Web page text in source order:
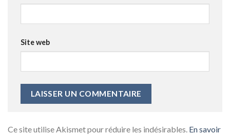
Site web
Ce site utilise Akismet pour réduire les indésirables. En savoir